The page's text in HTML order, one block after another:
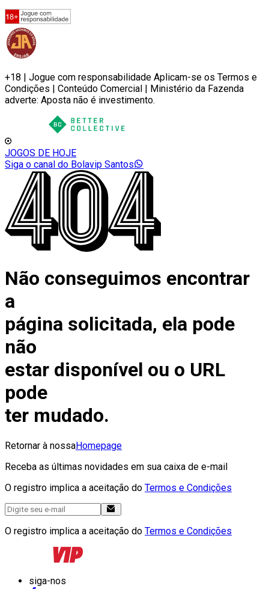
+18 | Jogue com responsabilidade Aplicam-se os Termos e
Condições | Conteúdo Comercial | Ministério da Fazenda
adverte: Aposta não é investimento.
JOGOS DE HOJE
Siga o canal do Bolavip Santos
Não conseguimos encontrar
a
página solicitada, ela pode
não
estar disponível ou o URL
pode
ter mudado.
Retornar à nossaHomepage
Receba as últimas novidades em sua caixa de e-mail
O registro implica a aceitação do Termos e Condições
O registro implica a aceitação do Termos e Condições
siga-nos